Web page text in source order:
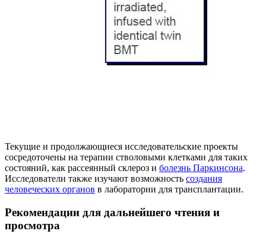
Текущие и продолжающиеся исследовательские проекты
сосредоточены на терапии стволовыми клетками для таких
состояний, как рассеянный склероз и болезнь Паркинсона.
Исследователи также изучают возможность создания
человеческих органов в лаборатории для трансплантации.
Рекомендации для дальнейшего чтения и
просмотра